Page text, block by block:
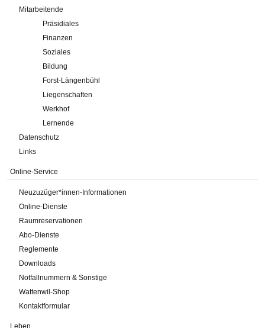
Mitarbeitende
Präsidiales
Finanzen
Soziales
Bildung
Forst-Längenbühl
Liegenschaften
Werkhof
Lernende
Datenschutz
Links
Online-Service
Neuzuzüger*innen-Informationen
Online-Dienste
Raumreservationen
Abo-Dienste
Reglemente
Downloads
Notfallnummern & Sonstige
Wattenwil-Shop
Kontaktformular
Leben